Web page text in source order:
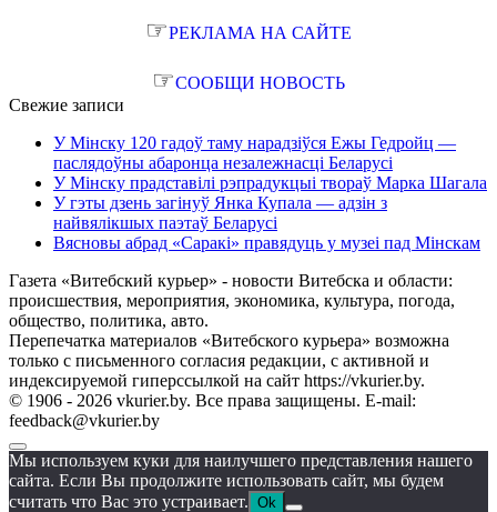
☞РЕКЛАМА НА САЙТЕ
☞СООБЩИ НОВОСТЬ
Свежие записи
У Мінску 120 гадоў таму нарадзіўся Ежы Гедройц —
паслядоўны абаронца незалежнасці Беларусі
У Мінску прадставілі рэпрадукцыі твораў Марка Шагала
У гэты дзень загінуў Янка Купала — адзін з
найвялікшых паэтаў Беларусі
Вясновы абрад «Саракі» правядуць у музеі пад Мінскам
Газета «Витебский курьер» - новости Витебска и области:
происшествия, мероприятия, экономика, культура, погода,
общество, политика, авто.
Перепечатка материалов «Витебского курьера» возможна
только с письменного согласия редакции, с активной и
индексируемой гиперссылкой на сайт https://vkurier.by.
© 1906 - 2026 vkurier.by. Все права защищены. E-mail:
feedback@vkurier.by
Мы используем куки для наилучшего представления нашего
сайта. Если Вы продолжите использовать сайт, мы будем
считать что Вас это устраивает. Ok